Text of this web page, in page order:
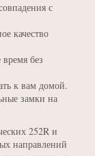
с
качество
без
к вам домой.
замки на
252R и
направлений